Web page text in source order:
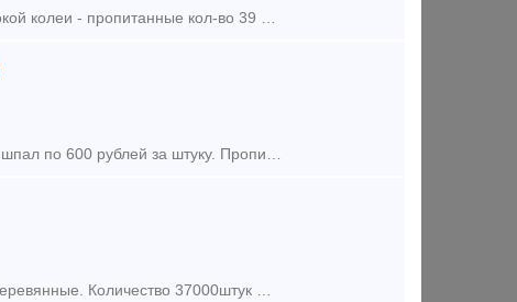
Предложение (продажа) Шпалы деревянные для железных дорог широкой колеи - пропитанные кол-во 39 000 шт. 2008-2010 г.изг. в хорошем состояние. Подробнее по запросу.
Предложение (продажа) В наличии на складах хранения более 25 000 шпал по 600 рублей за штуку. Пропитанные, 1 и 2 тип. Сертификат прилагается. Торг уместен. Цена варьиру
Предложение (продажа) Продаем с госрезерва шпалы пропитанные, деревянные. Количество 37000штук Места отгрузок Астраханская обл, Нижний Новгород.